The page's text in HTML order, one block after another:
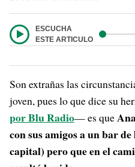
ESCUCHA
ESTE ARTICULO
Son extrañas las
joven, pues lo que dice su
por Blu Radio— es que
con sus amigos a un bar
capital) pero que en el